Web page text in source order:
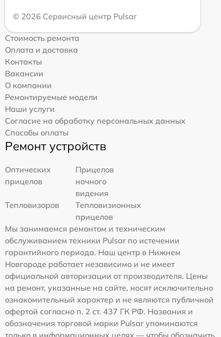
© 2026 Сервисный центр Pulsar
Стоимость ремонта
Оплата и доставка
Контакты
Вакансии
О компании
Ремонтируемые модели
Наши услуги
Согласие на обработку персональных данных
Способы оплаты
Ремонт устройств
Оптических
прицелов
Прицелов
ночного
видения
Тепловизоров
Тепловизионных
прицелов
Мы занимаемся ремонтом и техническим
обслуживанием техники Pulsar по истечении
гарантийного периода. Наш центр в Нижнем
Новгороде работает независимо и не имеет
официальной авторизации от производителя. Цены
на ремонт, указанные на сайте, носят исключительно
ознакомительный характер и не являются публичной
офертой согласно п. 2 ст. 437 ГК РФ. Названия и
обозначения торговой марки Pulsar упоминаются
только в информационных целях — чтобы обозначить